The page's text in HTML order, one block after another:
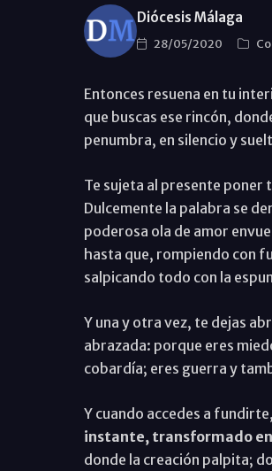
Diócesis Málaga
28/05/2020
Entonces resuena en tu
que buscas ese rincón,
penumbra, en silencio y
Te sujeta al presente poner
Dulcemente la palabra se
poderosa ola de amor
hasta que, rompiendo con
salpicando todo con la
Y una y otra vez, te dejas
abrazada: porque eres
cobardía; eres guerra y
Y cuando accedes a
instante, transformado
donde la creación palpita;